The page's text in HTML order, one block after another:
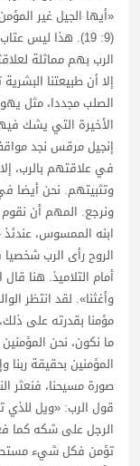
«أيها الجيل غير
(9: 19). هذا ليس
الرب بهم مماثلة
إلا أن طبيعتنا
الصلب مجددا، مثل
الأخيرة التي يشك
إنجيل مرقس نجد
في علاقتهم بالرب،
وتثبيتهم. نحن أيضا
ونرجع. المهم أن
ابنه الممسوس،
الروح رأى الرب
أمام التلاميذ. هنا
وأغثنا». لقد انتظر
مؤمنا بقدرته على
ما نكون، نحن
المؤمنين بحقيقة ربنا
صورة مسيحنا، فنعثر
الرجل على شكه كما
تؤمن فكل شيء